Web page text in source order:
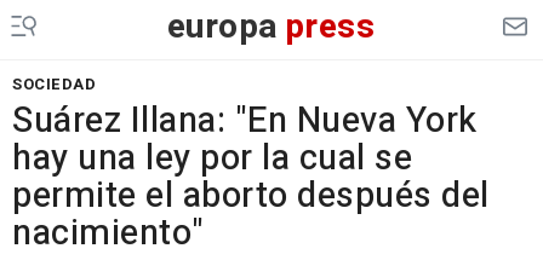
europa press
SOCIEDAD
Suárez Illana: "En Nueva York
hay una ley por la cual se
permite el aborto después del
nacimiento"